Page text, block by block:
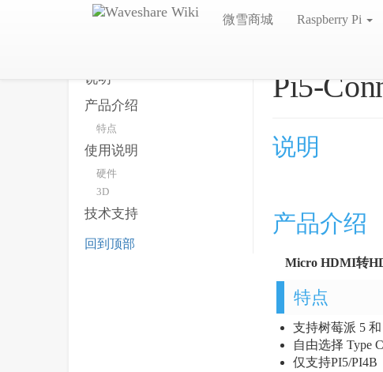
微雪商城 Raspberry Pi
Pi5-
说明
产品介绍
Micro HDMI转
特点
支持树莓派 5
自由选择 Type
仅支持PI5/PI4B
说明
产品介绍
特点
使用说明
硬件
3D
技术支持
回到顶部